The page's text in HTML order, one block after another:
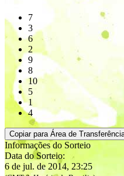
7
3
6
2
9
8
10
5
1
4
Copiar para Área de
Informações do Sorteio
Data do Sorteio:
6 de jul. de 2014, 23:25